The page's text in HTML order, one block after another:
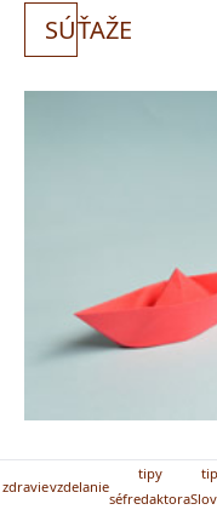
SÚŤAŽE
zdravievzdelanie
tipy
séfredaktora